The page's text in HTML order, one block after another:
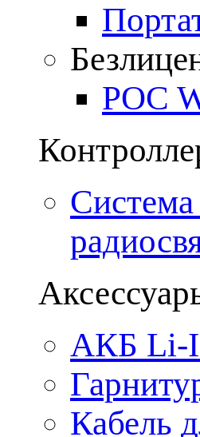
POC
Система
АКБ Li-
Кабель